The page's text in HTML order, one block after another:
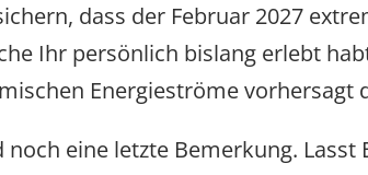
dass der Februar 2027
Ihr persönlich bislang erlebt
Energieströme vorhersagt
noch eine letzte Bemerkung. Lasst